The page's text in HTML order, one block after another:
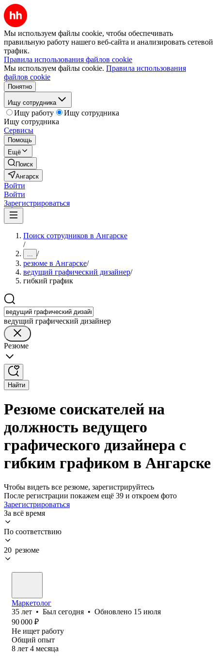
Мы используем файлы cookie, чтобы обеспечивать
правильную работу нашего веб-сайта и анализировать сетевой
трафик.
Правила использования файлов cookie
Мы используем файлы cookie. Правила использования
файлов cookie
Понятно
Ищу сотрудника
Ищу работу
Ищу сотрудника
Ищу сотрудника
Сервисы
Помощь
Ещё
Поиск
Ангарск
Войти
Войти
Зарегистрироваться
Поиск сотрудников в Ангарске
/
... /
резюме в Ангарске/
ведущий графический дизайнер/
гибкий график
ведущий графический дизайнер
Резюме
Найти
Резюме соискателей на
должность ведущего
графического дизайнера с
гибким графиком в Ангарске
Чтобы видеть все резюме, зарегистрируйтесь
После регистрации покажем ещё 39 и откроем фото
Зарегистрироваться
За всё время
По соответствию
20 резюме
Маркетолог
35 лет • Был сегодня • Обновлено 15 июля
90 000 ₽
Не ищет работу
Общий опыт
8 лет 4 месяца